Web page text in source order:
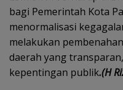
bagi Pemerintah Kota
menormalisasi
melakukan
daerah yang
kepentingan publik.(H